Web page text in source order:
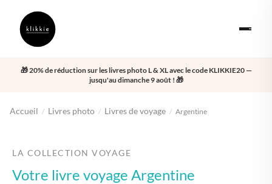
🎁 20% de réduction sur les livres photo L & XL avec le code KLIKKIE20 —
jusqu'au dimanche 9 août ! 🎁
Accueil / Livres photo / Livres de voyage / Argentine
LA COLLECTION VOYAGE
Votre livre voyage Argentine